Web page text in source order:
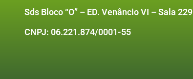
Sds Bloco “O” – ED. Venâncio VI – Sala 229
CNPJ: 06.221.874/0001-55